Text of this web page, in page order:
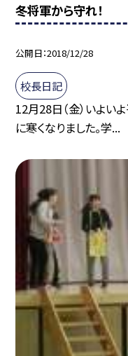
冬将軍から守れ！
公開日 2018/12/28
校長日記
12月28日（金）いよい
に寒くなりました。学...